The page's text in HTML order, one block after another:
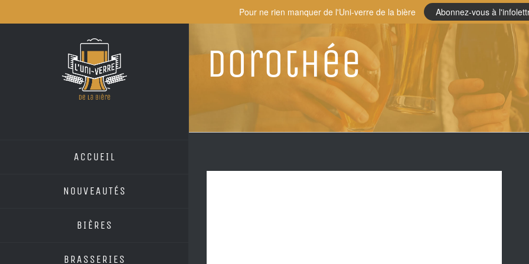
to
ACCUEIL
NOUVEAUTÉS
BIÈRES
BRASSERIES
Dorothée
Pour ne rien manquer de l'Uni-verre de la bière Abonnez-vous à